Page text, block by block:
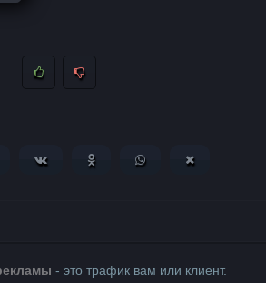
ссылку
Поделиться в Telegram
Поделиться ВКонтакте
Поделиться вПоделиться в
- это трафик вам или клиент.